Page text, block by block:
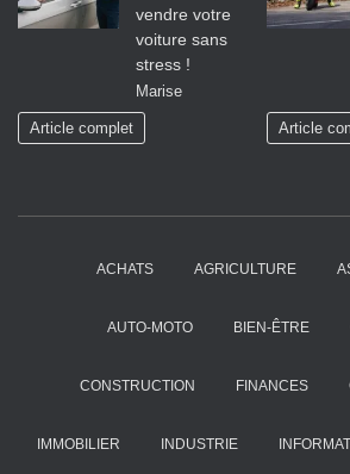
vendre votre
voiture sans
stress !
Marise
Article complet Article
ACHATS AGRICULTURE
AUTO-MOTO BIEN-ÊTRE
CONSTRUCTION FINANCES
IMMOBILIER INDUSTRIE